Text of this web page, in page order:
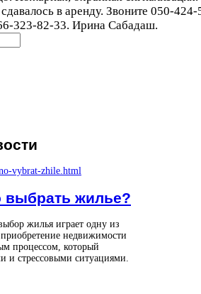
в аренду. Звоните 050-424-
323-82-33. Ирина Сабадаш.
выбрать жилье?
жилья играет одну из
недвижимости
процессом, который
и стрессовыми ситуациями.